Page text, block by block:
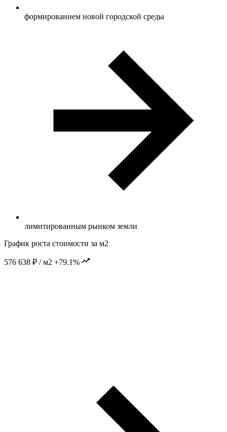
формированием новой городской среды
лимитированным рынком земли
График роста стоимости за м2
576 638 ₽ / м2 +79.1%